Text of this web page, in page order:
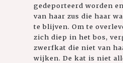
gedeporteerd worden
van haar zus die haar
te blijven. Om te
zich diep in het bos,
zwerfkat die niet van
wijken. De kat is niet